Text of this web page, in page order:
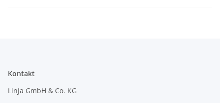
Kontakt
LinJa GmbH & Co. KG